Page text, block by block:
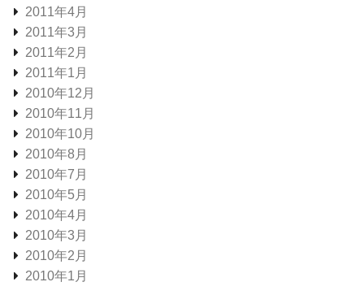
2011年4月
2011年3月
2011年2月
2011年1月
2010年12月
2010年11月
2010年10月
2010年8月
2010年7月
2010年5月
2010年4月
2010年3月
2010年2月
2010年1月